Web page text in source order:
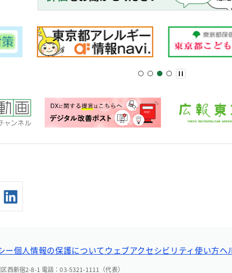
ー個人情報の保護についてウェブアクセシビリティ使い方ヘ
西新宿2-8-1 電話：03-5321-1111（代表）